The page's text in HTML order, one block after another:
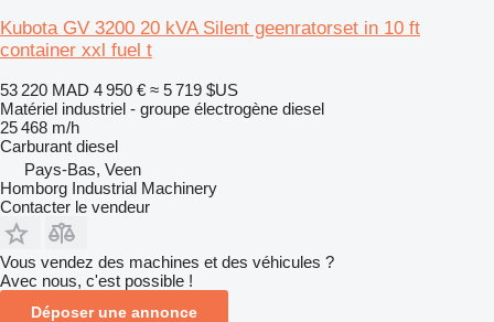
Kubota GV 3200 20 kVA Silent geenratorset in 10 ft
container xxl fuel t
53 220 MAD 4 950 € ≈ 5 719 $US
Matériel industriel - groupe électrogène diesel
25 468 m/h
Carburant diesel
Pays-Bas, Veen
Homborg Industrial Machinery
Contacter le vendeur
Vous vendez des machines et des véhicules ?
Avec nous, c'est possible !
Déposer une annonce